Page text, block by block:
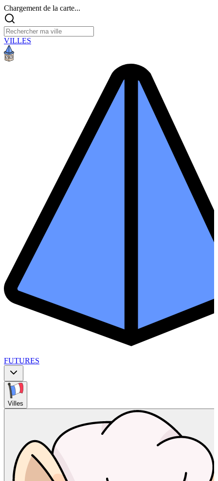
Chargement de la carte...
VILLES
FUTURES
Villes